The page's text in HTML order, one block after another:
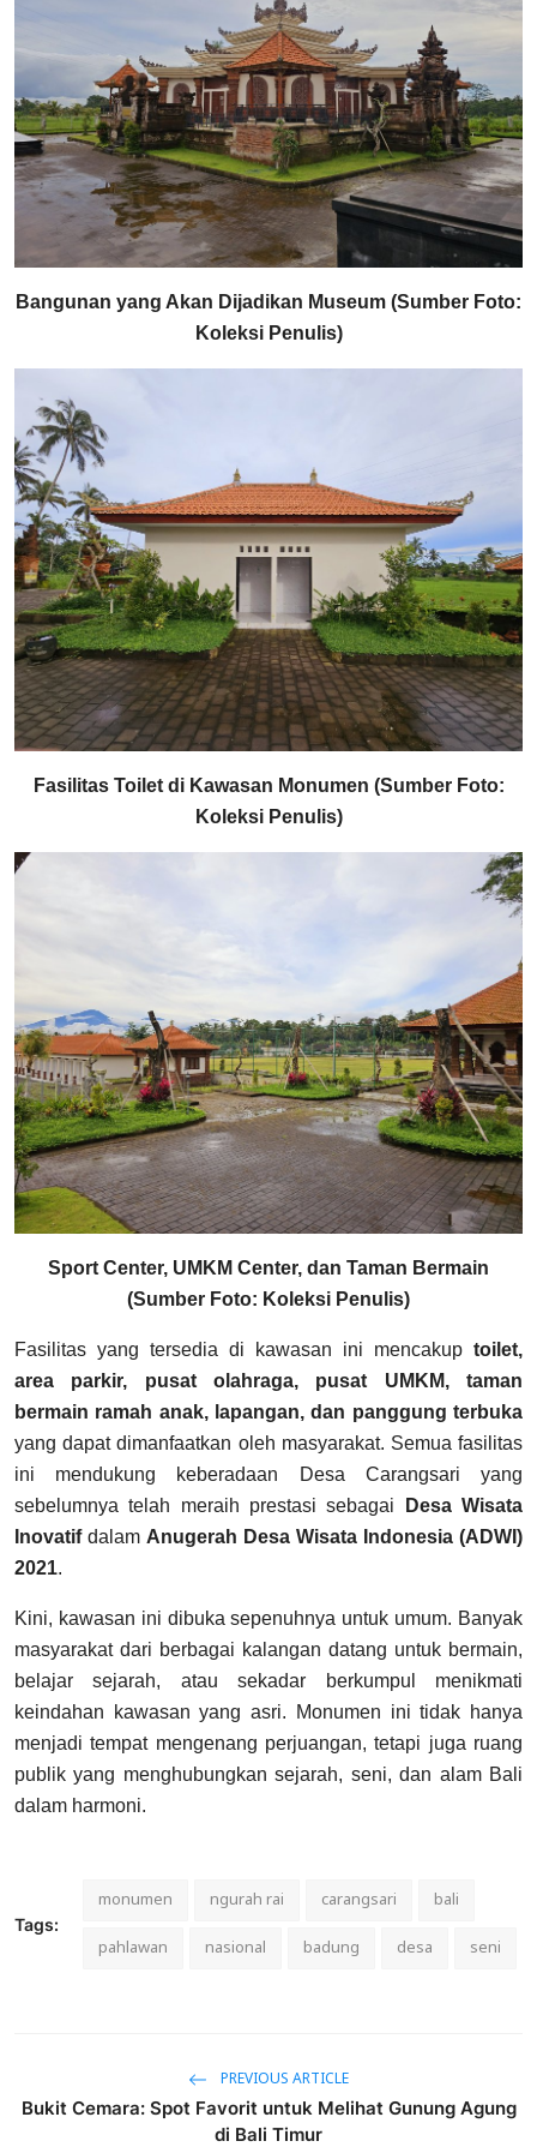
Bangunan yang Akan Dijadikan Museum (Sumber Foto:
Koleksi Penulis)
Fasilitas Toilet di Kawasan Monumen (Sumber Foto:
Koleksi Penulis)
Sport Center, UMKM Center, dan Taman Bermain
(Sumber Foto: Koleksi Penulis)
Fasilitas yang tersedia di kawasan ini mencakup toilet,
area parkir, pusat olahraga, pusat UMKM, taman
bermain ramah anak, lapangan, dan panggung terbuka
yang dapat dimanfaatkan oleh masyarakat. Semua fasilitas
ini mendukung keberadaan Desa Carangsari yang
sebelumnya telah meraih prestasi sebagai
Desa Wisata
Inovatif dalam Anugerah Desa Wisata Indonesia (ADWI)
2021.
Kini, kawasan ini dibuka sepenuhnya untuk umum. Banyak
masyarakat dari berbagai kalangan datang untuk bermain,
belajar sejarah, atau sekadar berkumpul menikmati
keindahan kawasan yang asri. Monumen ini tidak hanya
menjadi tempat mengenang perjuangan, tetapi juga ruang
publik yang menghubungkan sejarah, seni, dan alam Bali
dalam harmoni.
Tags:
monumen ngurah rai carangsari
bali
pahlawan
nasional badung desa seni
PREVIOUS ARTICLE
Bukit Cemara: Spot Favorit untuk Melihat Gunung Agung
di Bali Timur